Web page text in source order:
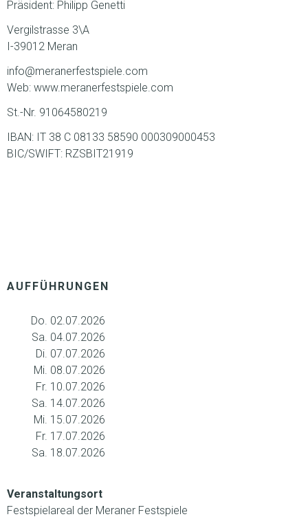
Präsident: Philipp Genetti
Vergilstrasse 3\A
I-39012 Meran
info@meranerfestspiele.com
Web: www.meranerfestspiele.com
St.-Nr. 91064580219
IBAN: IT 38 C 08133 58590 000309000453
BIC/SWIFT: RZSBIT21919
AUFFÜHRUNGEN
Do. 02.07.2026
Sa. 04.07.2026
Di. 07.07.2026
Mi. 08.07.2026
Fr. 10.07.2026
Sa. 14.07.2026
Mi. 15.07.2026
Fr. 17.07.2026
Sa. 18.07.2026
Veranstaltungsort
Festspielareal der Meraner Festspiele